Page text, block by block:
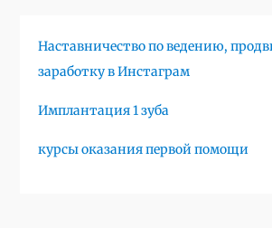
Наставничество по ведению,
заработку в Инстаграм
Имплантация 1 зуба
курсы оказания первой помощи